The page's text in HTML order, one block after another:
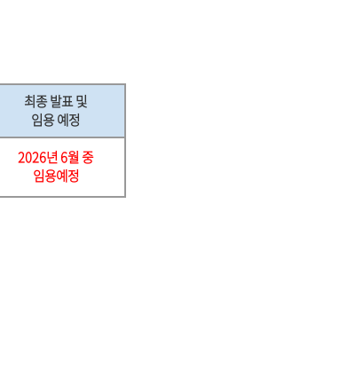
최종 발표 및
임용 예정
2026년 6월 중
임용예정